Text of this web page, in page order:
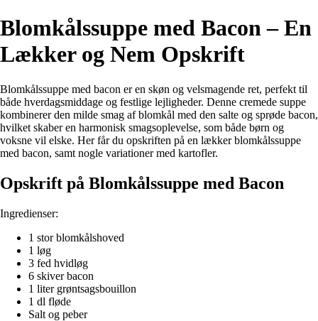
Blomkålssuppe med Bacon – En
Lækker og Nem Opskrift
Blomkålssuppe med bacon er en skøn og velsmagende ret, perfekt til
både hverdagsmiddage og festlige lejligheder. Denne cremede suppe
kombinerer den milde smag af blomkål med den salte og sprøde bacon,
hvilket skaber en harmonisk smagsoplevelse, som både børn og
voksne vil elske. Her får du opskriften på en lækker blomkålssuppe
med bacon, samt nogle variationer med kartofler.
Opskrift på Blomkålssuppe med Bacon
Ingredienser:
1 stor blomkålshoved
1 løg
3 fed hvidløg
6 skiver bacon
1 liter grøntsagsbouillon
1 dl fløde
Salt og peber